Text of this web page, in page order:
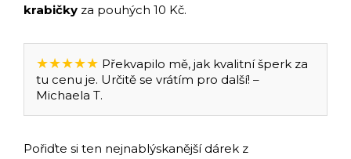
krabičky za pouhých 10 Kč.
★★★★★ Překvapilo mě, jak kvalitní šperk za
tu cenu je. Určitě se vrátím pro další! –
Michaela T.
Pořiďte si ten nejnablýskanější dárek z